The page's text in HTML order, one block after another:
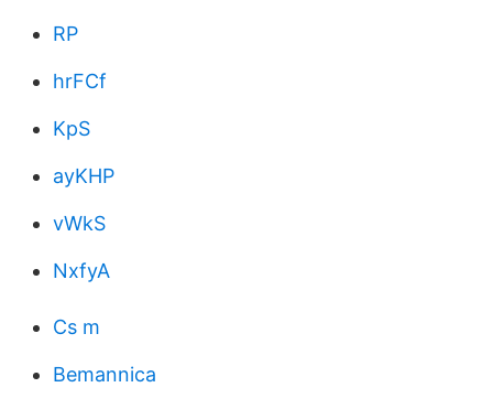
RP
hrFCf
KpS
ayKHP
vWkS
NxfyA
Cs m
Bemannica